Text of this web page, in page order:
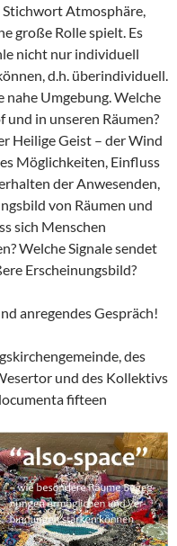
Atmosphäre,
große Rolle spielt. Es
nicht nur individuell
d.h. überindividuell.
nahe Umgebung. Welche
in unseren Räumen?
Heilige Geist – der Wind
Möglichkeiten, Einfluss
der Anwesenden,
von Räumen und
sich Menschen
Welche Signale sendet
Erscheinungsbild?
anregendes Gespräch!
des
und des Kollektivs
fifteen